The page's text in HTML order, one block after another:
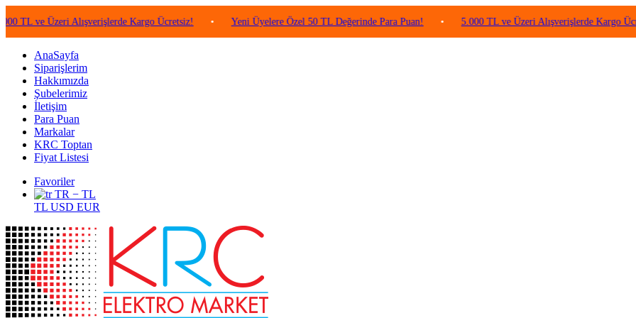
Üzeri Alışverişlerde Kargo Ücretsiz! • Yeni Üyelere Özel 50 TL Değerinde Para Puan! • 5.000 TL ve Üzeri Alışverişlerde Kargo Ücretsiz!
AnaSayfa
Siparişlerim
Hakkımızda
Şubelerimiz
İletişim
Para Puan
Markalar
KRC Toptan
Fiyat Listesi
Favoriler
TR − TL
TL USD EUR